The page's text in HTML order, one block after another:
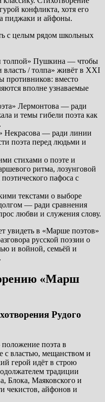
конфликта, хотя его
пиджаки и айфоны.
с целым рядом школьных
толпой» Пушкина — чтобы
власть / толпа» живёт в XXI
противников: вместо
вполне узнаваемые
Лермонтова — ради
и темы гибели поэта как
Некрасова — ради линии
поэта перед людьми и
стихами о поэте и
ритма, лозунговой
пафоса с
текстами о выборе
— ради сравнения
любви и служения слову.
увидеть в «Марше поэтов»
русской поэзии о
и войной, семьёй и
«Марш
Рудого
поэта в
с властью, мещанством и
герой идёт в строю
традиции
Блока, Маяковского и
чекистов, айфонов и